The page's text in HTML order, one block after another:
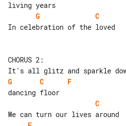
G
C
In celebration of the loved
CHORUS 2:
G
C
F
C